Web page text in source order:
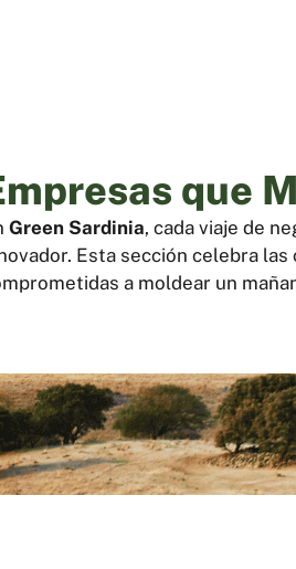
que
Green Sardinia, cada viaje de
Esta sección celebra
a moldear un